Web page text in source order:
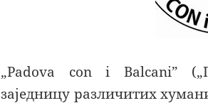
„Padova con i Balcani”
заједницу различитих